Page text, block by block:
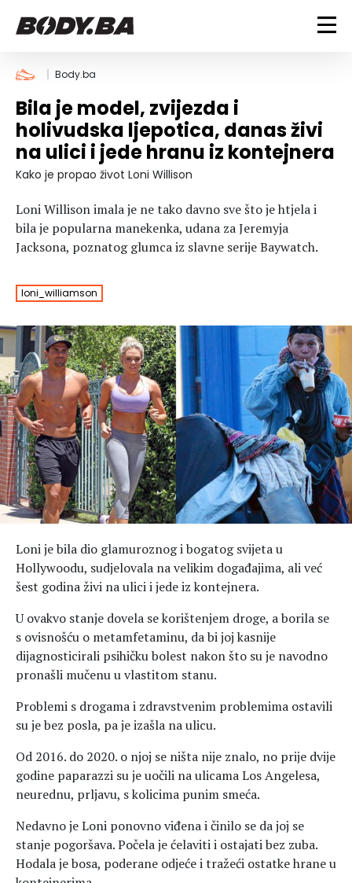
FITNESS
Vježbanje
Mršanje
Discipline
Indoor & Outdoor
BODYBUILDING
Trening i vježbe
Takmičarski bodybuilding
Ostalo
ISHRANA
Nutricionizam
Recepti
Suplementi
Tablica kalorija
ZDRAVLJE
Um i tijelo
Povrede i bolesti
Lifestyle
Trudnice
LIFESTYLE
Bodybuilding
Fitness
Ishrana
Zdravlje
Hedonizam
VODA
MAGAZIN
Njega nje
Njega njega
Šminka
Tehnologija
KALORIJE
Body.ba
Bila je model, zvijezda i
holivudska ljepotica, danas živi
na ulici i jede hranu iz kontejnera
Kako je propao život Loni Willison
Loni Willison imala je ne tako davno sve što je htjela i
bila je popularna manekenka, udana za Jeremyja
Jacksona, poznatog glumca iz slavne serije Baywatch.
loni_williamson
Loni je bila dio glamuroznog i bogatog svijeta u
Hollywoodu, sudjelovala na velikim događajima, ali već
šest godina živi na ulici i jede iz kontejnera.
U ovakvo stanje dovela se korištenjem droge, a borila se
s ovisnošću o metamfetaminu, da bi joj kasnije
dijagnosticirali psihičku bolest nakon što su je navodno
pronašli mučenu u vlastitom stanu.
Problemi s drogama i zdravstvenim problemima ostavili
su je bez posla, pa je izašla na ulicu.
Od 2016. do 2020. o njoj se ništa nije znalo, no prije dvije
godine paparazzi su je uočili na ulicama Los Angelesa,
neurednu, prljavu, s kolicima punim smeća.
Nedavno je Loni ponovno viđena i činilo se da joj se
stanje pogoršava. Počela je ćelaviti i ostajati bez zuba.
Hodala je bosa, poderane odjeće i tražeći ostatke hrane u